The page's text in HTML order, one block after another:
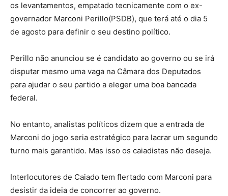
os levantamentos, empatado tecnicamente com o ex-
governador Marconi Perillo(PSDB), que terá até o dia 5
de agosto para definir o seu destino político.
Perillo não anunciou se é candidato ao governo ou se irá
disputar mesmo uma vaga na Câmara dos Deputados
para ajudar o seu partido a eleger uma boa bancada
federal.
No entanto, analistas políticos dizem que a entrada de
Marconi do jogo seria estratégico para lacrar um segundo
turno mais garantido. Mas isso os caiadistas não deseja.
Interlocutores de Caiado tem flertado com Marconi para
desistir da ideia de concorrer ao governo.